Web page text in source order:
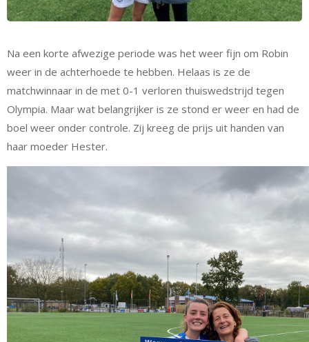
Na een korte afwezige periode was het weer fijn om Robin
weer in de achterhoede te hebben. Helaas is ze de
matchwinnaar in de met 0-1 verloren thuiswedstrijd tegen
Olympia. Maar wat belangrijker is ze stond er weer en had de
boel weer onder controle. Zij kreeg de prijs uit handen van
haar moeder Hester.